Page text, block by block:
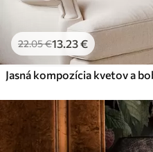
22.05€13.23€